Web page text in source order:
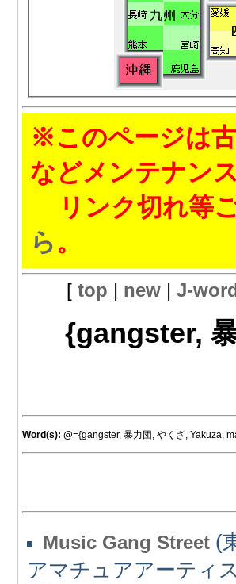
※このページは
などメンテナン
リンク切れ等
ら。
[ top | new| J-
{gangster,
Word(s): @={gangster, 暴力団, やくざ, Yakuza,
Music Gang Street (
アマチュアアーティ